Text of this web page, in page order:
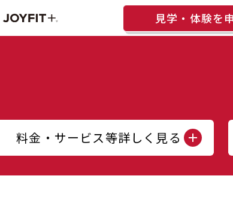
見学・体験を
料金・サービス等詳しく見る